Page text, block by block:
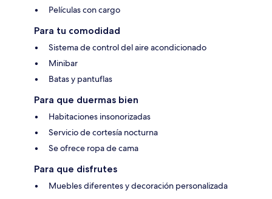
Películas con cargo
Para tu comodidad
Sistema de control del aire acondicionado
Minibar
Batas y pantuflas
Para que duermas bien
Habitaciones insonorizadas
Servicio de cortesía nocturna
Se ofrece ropa de cama
Para que disfrutes
Muebles diferentes y decoración personalizada